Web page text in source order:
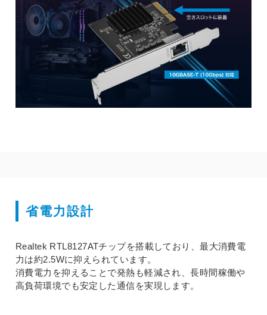
省電力設計
Realtek RTL8127ATチップを搭載しており、最大消費電
力は約2.5Wに抑えられています。
消費電力を抑えることで発熱も軽減され、長時間稼働や
高負荷環境でも安定した通信を実現します。